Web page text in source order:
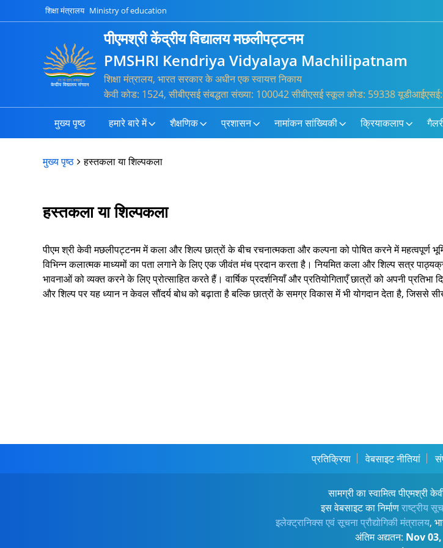
शिक्षा मंत्रालय Ministry of education
पीएमश्री केंद्रीय विद्यालय मछलीपट्टनम
PMSHRI Kendriya Vidyalaya Machilipatnam
शिक्षा मंत्रालय, भारत सरकार के अधीन एक स्वायत्त निकाय
केवी कोड: 1524, सीबीएसई संबद्धता संख्या: 100042 सीबीएसई स्कूल कोड: 59338
मुख्य पृष्ठ हमारे बारे में शैक्षणिक प्रशासन नामांकन सांख्यिकी क्रियाकलाप
मुख्य पृष्ठ हस्तकला या शिल्पकला
हस्तकला या शिल्पकला
पीएम श्री केवी मछलीपट्टनम में कला और शिल्प छात्रों के बीच रचनात्मकता और कल्पना को पोषित करने में
विभिन्न कलात्मक माध्यमों का पता लगाने के लिए एक जीवंत मंच प्रदान करता है। नियमित कला और शिल्प सत्र
भावनाओं को व्यक्त करने के लिए प्रोत्साहित करते हैं। वार्षिक प्रदर्शनियाँ और प्रतियोगिताएँ छात्रों को अपनी
और शिल्प पर यह ध्यान न केवल सौंदर्य बोध को बढ़ाता है बल्कि छात्रों के समग्र विकास में भी योगदान देता है,
प्रतिक्रिया वेबसाइट नीतियां
सामग्री का स्वामित्व पीएमश्री
इस वेबसाइट का निर्माणराष्ट्रीय
इलेक्ट्रानिक्स एवं सूचना प्रौद्योगिकी मंत्रालय,
अंतिम अद्यतन: Nov